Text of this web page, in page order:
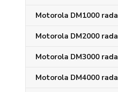
Motorola DM1000 rada
Motorola DM2000 rada
Motorola DM3000 rada
Motorola DM4000 rada